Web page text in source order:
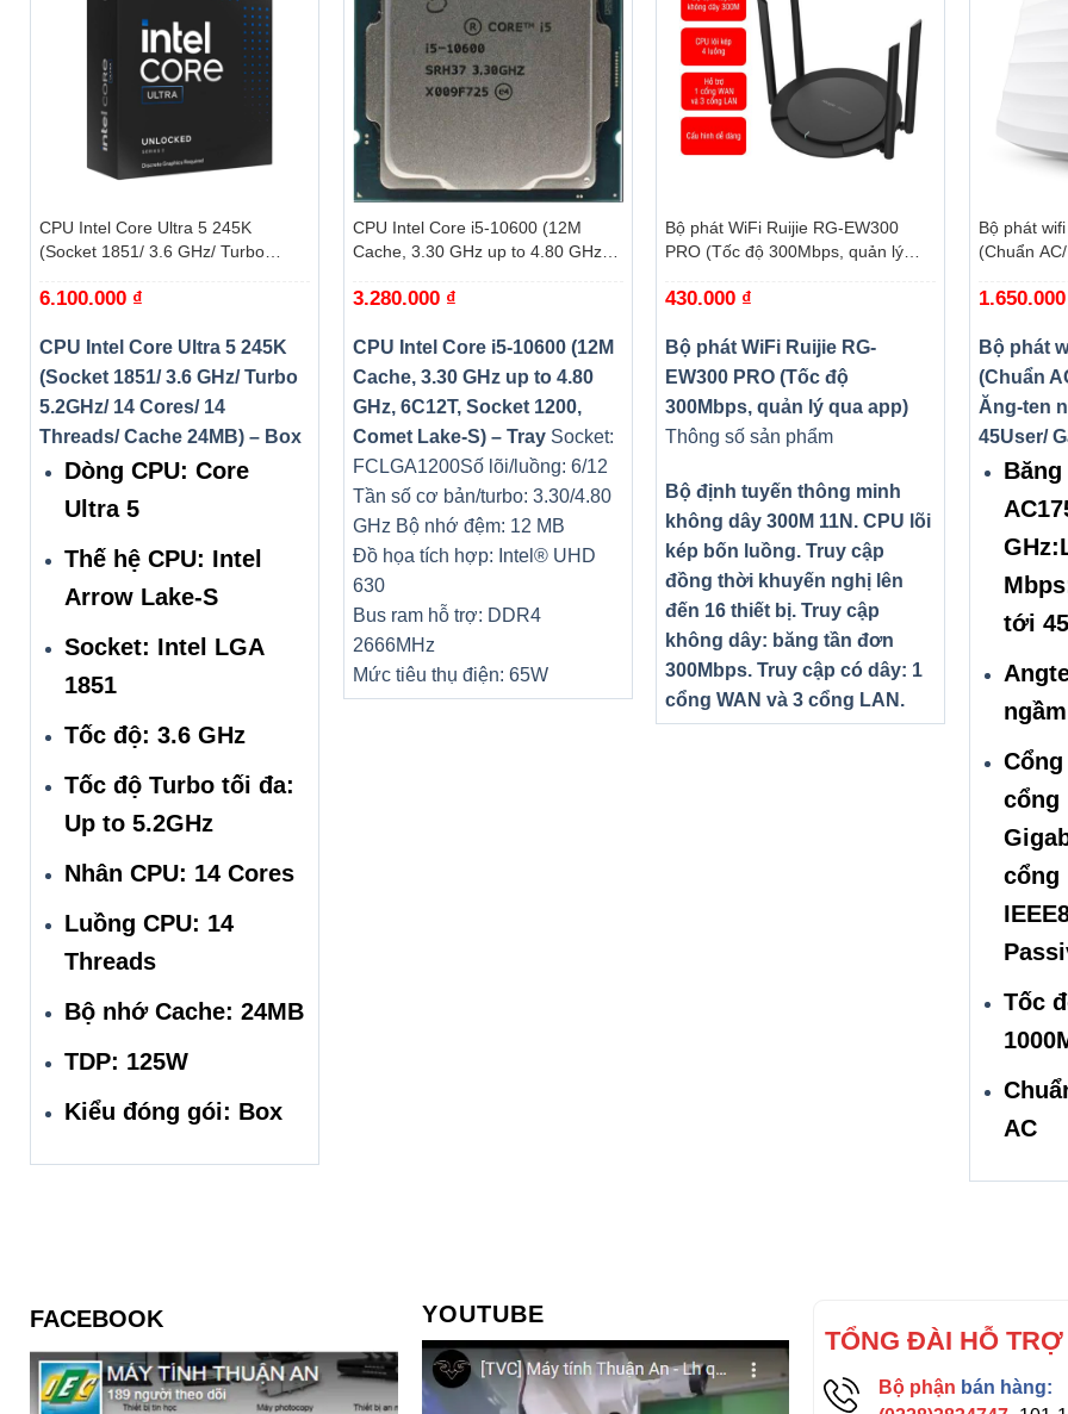
CPU Intel Core Ultra 5 245K
(Socket 1851/ 3.6 GHz/ Turbo
Cache 24MB) – Box
6.100.000 ₫
CPU Intel Core Ultra 5 245K
(Socket 1851/ 3.6 GHz/ Turbo
5.2GHz/ 14 Cores/ 14
Threads/ Cache 24MB) – Box
Dòng CPU: Core
Ultra 5
Thế hệ CPU: Intel
Arrow Lake-S
Socket: Intel LGA
1851
Tốc độ: 3.6 GHz
Tốc độ Turbo tối đa:
Up to 5.2GHz
Nhân CPU: 14 Cores
Luồng CPU: 14
Threads
Bộ nhớ Cache: 24MB
TDP: 125W
Kiểu đóng gói: Box
+
CPU Intel Core i5-10600 (12M
Cache, 3.30 GHz up to 4.80 GHz,
S) – Tray
3.280.000 ₫
CPU Intel Core i5-10600 (12M
Cache, 3.30 GHz up to 4.80
GHz, 6C12T, Socket 1200,
Comet Lake-S) – Tray Socket:
FCLGA1200Số lõi/luồng: 6/12
Tần số cơ bản/turbo: 3.30/4.80
GHz Bộ nhớ đệm: 12 MB
Đồ họa tích hợp: Intel® UHD
630
Bus ram hỗ trợ: DDR4
2666MHz
Mức tiêu thụ điện: 65W
Bộ phát WiFi Ruijie RG-EW300
PRO (Tốc độ 300Mbps, quản lý
430.000 ₫
Bộ phát WiFi Ruijie RG-
EW300 PRO (Tốc độ
300Mbps, quản lý qua app)
Thông số sản phẩm
Bộ định tuyến thông minh
không dây 300M 11N. CPU lõi
kép bốn luồng. Truy cập
đồng thời khuyến nghị lên
đến 16 thiết bị. Truy cập
không dây: băng tần đơn
300Mbps. Truy cập có dây: 1
cổng WAN và 3 cổng LAN.
Bộ phát
(Chuẩn
trần/tường)
Bộ phát
(Chuẩn
Ăng-ten
45User/
tới
ngầm
cổng
cổng
Tốc
AC
FACEBOOK YOUTUBE
TỔNG ĐÀI HỖ TRỢ
Bộ phận bán hàng: